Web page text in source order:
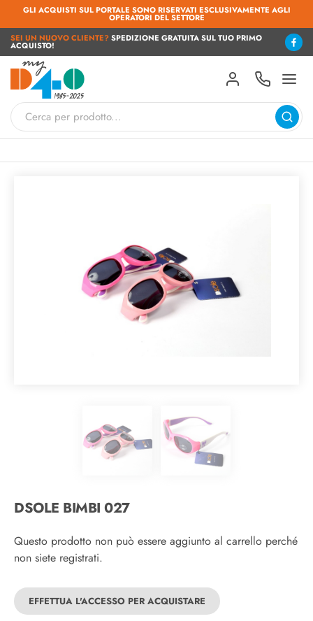
GLI ACQUISTI SUL PORTALE SONO RISERVATI ESCLUSIVAMENTE AGLI
OPERATORI DEL SETTORE
SEI UN NUOVO CLIENTE?SPEDIZIONE GRATUITA SUL TUO PRIMO
ACQUISTO!
DSOLE BIMBI 027
Questo prodotto non può essere aggiunto al carrello perché
non siete registrati.
EFFETTUA L'ACCESSO PER ACQUISTARE